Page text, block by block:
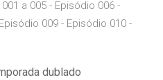
a 005 - Episódio 006 -
009 - Episódio 010 -
dublado